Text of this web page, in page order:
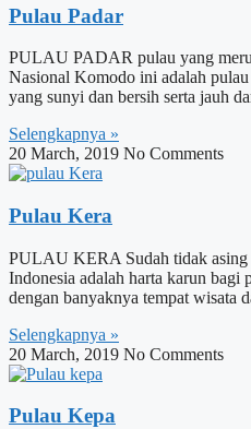
Pulau Padar
PULAU PADAR pulau yang
Nasional Komodo ini adalah
yang sunyi dan bersih serta jauh
Selengkapnya »
20 March, 2019 No Comments
Pulau Kera
PULAU KERA Sudah tidak asing
Indonesia adalah harta karun bagi
dengan banyaknya tempat wisata
Selengkapnya »
20 March, 2019 No Comments
Pulau Kepa